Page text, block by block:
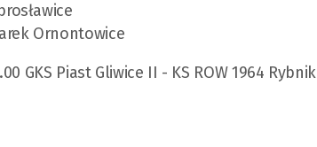
Ornontowice
GKS Piast Gliwice II - KS ROW 1964 Rybnik